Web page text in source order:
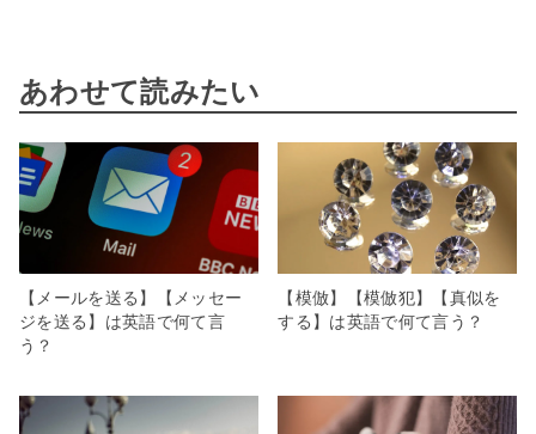
あわせて読みたい
【メールを送る】【メッセー
ジを送る】は英語で何て言
う？
【模倣】【模倣犯】【真似を
する】は英語で何て言う？